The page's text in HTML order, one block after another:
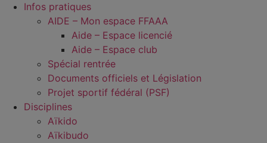
Infos pratiques
AIDE – Mon espace FFAAA
Aide – Espace licencié
Aide – Espace club
Spécial rentrée
Documents officiels et Législation
Projet sportif fédéral (PSF)
Disciplines
Aïkido
Aïkibudo